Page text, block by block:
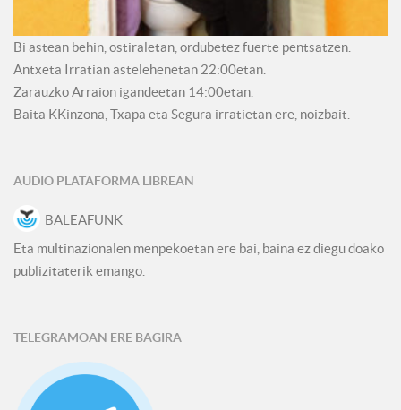
Bi astean behin, ostiraletan, ordubetez fuerte pentsatzen.
Antxeta Irratian astelehenetan 22:00etan.
Zarauzko Arraion igandeetan 14:00etan.
Baita KKinzona, Txapa eta Segura irratietan ere, noizbait.
AUDIO PLATAFORMA LIBREAN
BALEAFUNK
Eta multinazionalen menpekoetan ere bai, baina ez diegu doako
publizitaterik emango.
TELEGRAMOAN ERE BAGIRA